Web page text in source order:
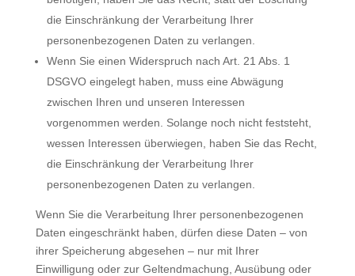
die Einschränkung der Verarbeitung Ihrer
personenbezogenen Daten zu verlangen.
Wenn Sie einen Widerspruch nach Art. 21 Abs. 1
DSGVO eingelegt haben, muss eine Abwägung
zwischen Ihren und unseren Interessen
vorgenommen werden. Solange noch nicht feststeht,
wessen Interessen überwiegen, haben Sie das Recht,
die Einschränkung der Verarbeitung Ihrer
personenbezogenen Daten zu verlangen.
Wenn Sie die Verarbeitung Ihrer personenbezogenen
Daten eingeschränkt haben, dürfen diese Daten – von
ihrer Speicherung abgesehen – nur mit Ihrer
Einwilligung oder zur Geltendmachung, Ausübung oder